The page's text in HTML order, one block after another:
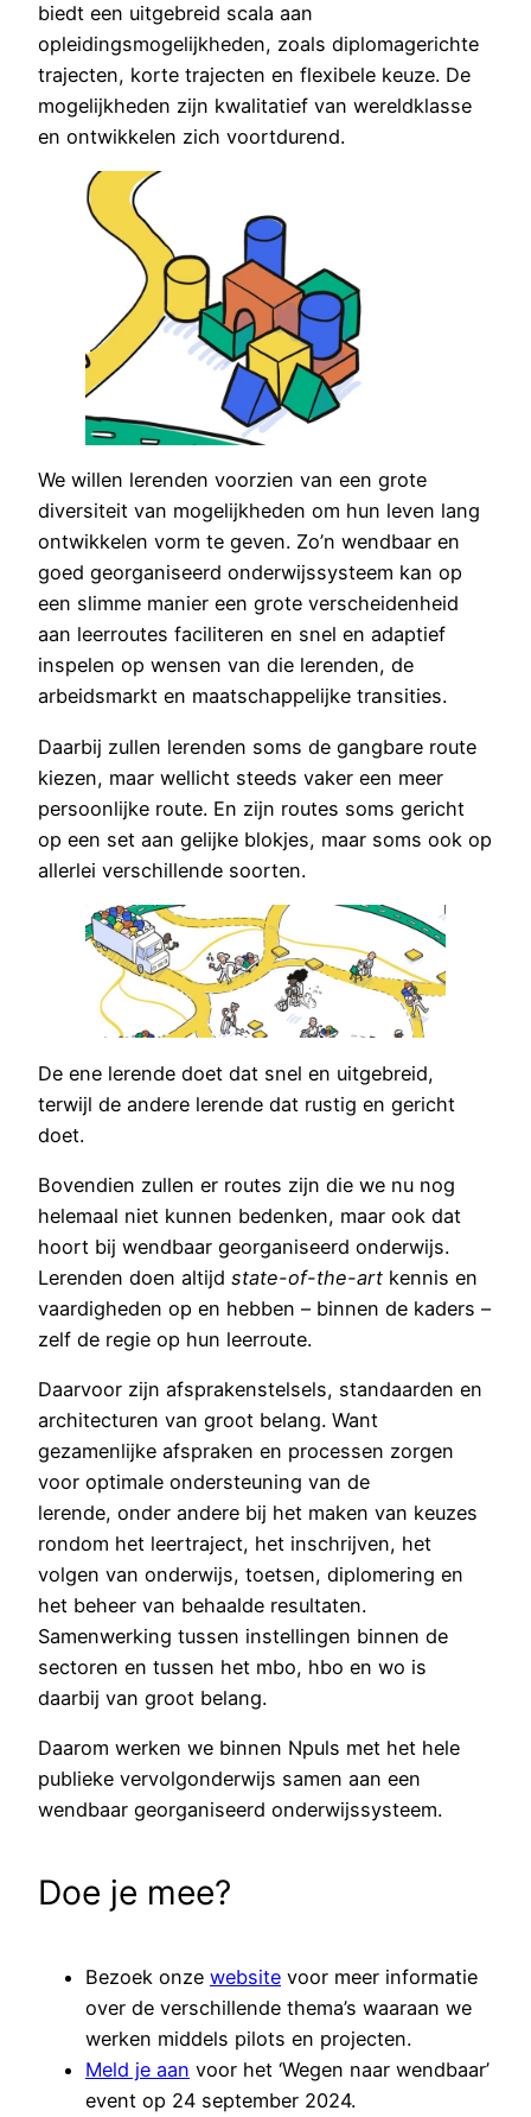
biedt een uitgebreid scala aan
opleidingsmogelijkheden, zoals diplomagerichte
trajecten, korte trajecten en flexibele keuze. De
mogelijkheden zijn kwalitatief van wereldklasse
en ontwikkelen zich voortdurend.
We willen lerenden voorzien van een grote
diversiteit van mogelijkheden om hun leven lang
ontwikkelen vorm te geven. Zo’n wendbaar en
goed georganiseerd onderwijssysteem kan op
een slimme manier een grote verscheidenheid
aan leerroutes faciliteren en snel en adaptief
inspelen op wensen van die lerenden, de
arbeidsmarkt en maatschappelijke transities.
Daarbij zullen lerenden soms de gangbare route
kiezen, maar wellicht steeds vaker een meer
persoonlijke route. En zijn routes soms gericht
op een set aan gelijke blokjes, maar soms ook op
allerlei verschillende soorten.
De ene lerende doet dat snel en uitgebreid,
terwijl de andere lerende dat rustig en gericht
doet.
Bovendien zullen er routes zijn die we nu nog
helemaal niet kunnen bedenken, maar ook dat
hoort bij wendbaar georganiseerd onderwijs.
Lerenden doen altijd state-of-the-art kennis en
vaardigheden op en hebben – binnen de kaders –
zelf de regie op hun leerroute.
Daarvoor zijn afsprakenstelsels, standaarden en
architecturen van groot belang. Want
gezamenlijke afspraken en processen zorgen
voor optimale ondersteuning van de
lerende, onder andere bij het maken van keuzes
rondom het leertraject, het inschrijven, het
volgen van onderwijs, toetsen, diplomering en
het beheer van behaalde resultaten.
Samenwerking tussen instellingen binnen de
sectoren en tussen het mbo, hbo en wo is
daarbij van groot belang.
Daarom werken we binnen Npuls met het hele
publieke vervolgonderwijs samen aan een
wendbaar georganiseerd onderwijssysteem.
Doe je mee?
Bezoek onze website voor meer informatie
over de verschillende thema’s waaraan we
werken middels pilots en projecten.
Meld je aan voor het ‘Wegen naar wendbaar’
event op 24 september 2024.